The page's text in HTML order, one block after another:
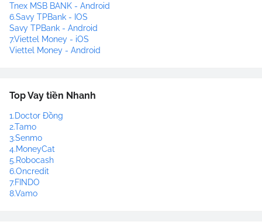
Tnex MSB BANK - Android
6.Savy TPBank - IOS
Savy TPBank - Android
7.Viettel Money - iOS
Viettel Money - Android
Top Vay tiền Nhanh
1.Doctor Đồng
2.Tamo
3.Senmo
4.MoneyCat
5.Robocash
6.Oncredit
7.FINDO
8.Vamo